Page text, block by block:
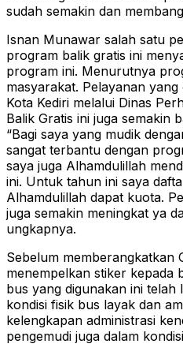
sudah semakin dan
Isnan Munawar salah satu
program balik gratis ini
program ini. Menurutnya
masyarakat. Pelayanan
Kota Kediri melalui Dinas
Balik Gratis ini juga semakin
“Bagi saya yang mudik
sangat terbantu dengan
saya juga Alhamdulillah
ini. Untuk tahun ini saya
Alhamdulillah dapat kuota.
juga semakin meningkat ya
ungkapnya.
Sebelum memberangkatkan
menempelkan stiker kepada
bus yang digunakan ini
kondisi fisik bus layak dan
kelengkapan administrasi
pengemudi juga dalam